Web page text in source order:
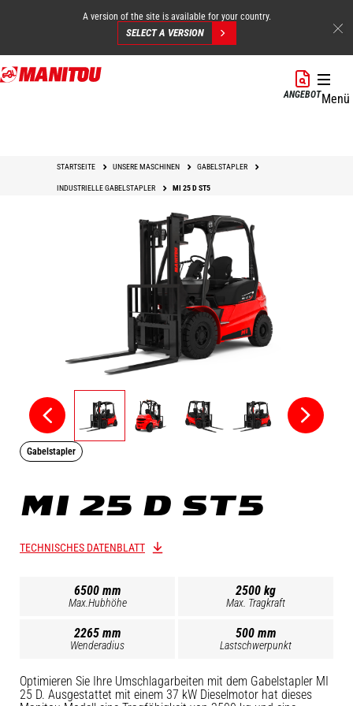
Direkt
zum
A version of the site is available for your country.
SELECT A VERSION
ANGEBOTMenü
STARTSEITE UNSERE MASCHINEN GABELSTAPLER
INDUSTRIELLE GABELSTAPLER MI 25 D ST5
Gabelstapler
MI 25 D ST5
TECHNISCHES DATENBLATT
6500 mm
Max.Hubhöhe
2500 kg
Max. Tragkraft
2265 mm
Wenderadius
500 mm
Lastschwerpunkt
Optimieren Sie Ihre Umschlagarbeiten mit dem Gabelstapler MI
25 D. Ausgestattet mit einem 37 kW Dieselmotor hat dieses